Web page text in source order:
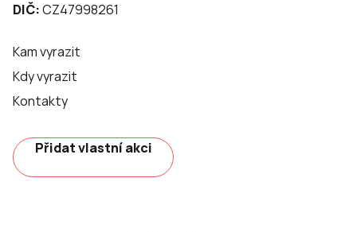
DIČ:CZ47998261
Kam vyrazit
Kdy vyrazit
Kontakty
Přidat vlastní akci